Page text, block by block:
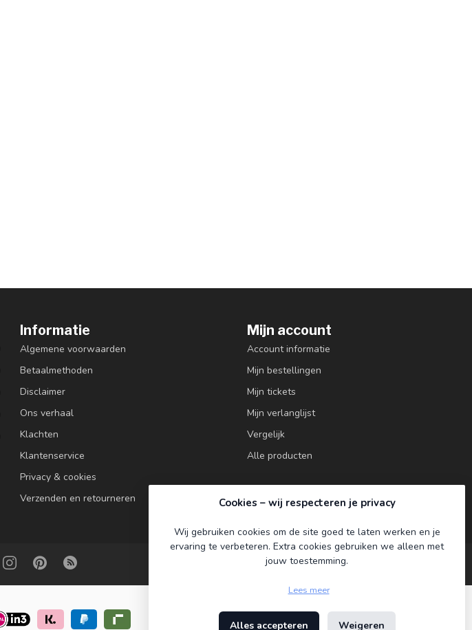
Informatie
Algemene voorwaarden
Betaalmethoden
Disclaimer
Ons verhaal
Klachten
Klantenservice
Privacy & cookies
Verzenden en retourneren
Mijn account
Account informatie
Mijn bestellingen
Mijn tickets
Mijn verlanglijst
Vergelijk
Alle producten
Cookies – wij respecteren je privacy
Wij gebruiken cookies om de site goed te laten werken en je
ervaring te verbeteren. Extra cookies gebruiken we alleen met
jouw toestemming.
Lees meer
Alles accepteren Weigeren